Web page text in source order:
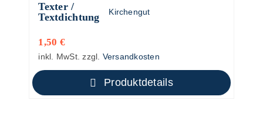
Texter /
Textdichtung
Kirchengut
1,50 €
inkl. MwSt. zzgl. Versandkosten
Produktdetails